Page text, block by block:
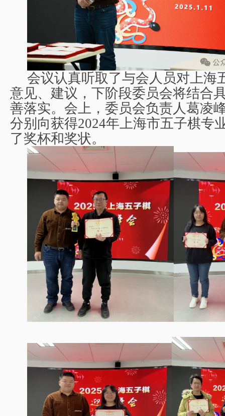
会议认真听取了与会人员对上海
意见、建议，下阶段委员会将结合
善落实。会上，委员会负责人葛凌
分别向获得2024年上海市五子棋专
了奖杯和奖状。